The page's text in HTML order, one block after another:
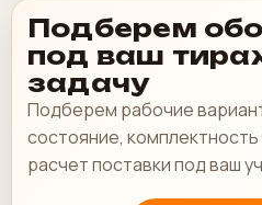
Подберем
под ваш
задачу
Подберем рабочие
состояние,
расчет поставки под ваш